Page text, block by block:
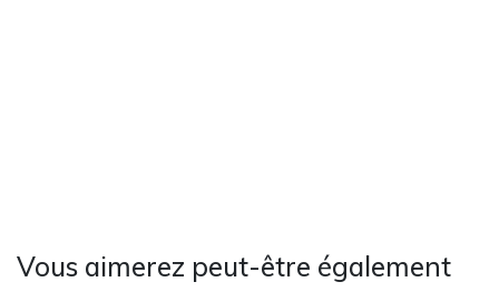
Vous aimerez peut-être également